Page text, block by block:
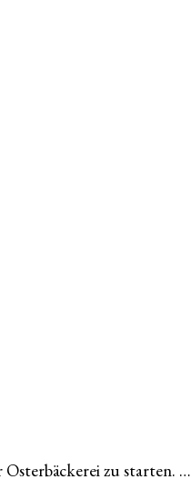
zu starten. …